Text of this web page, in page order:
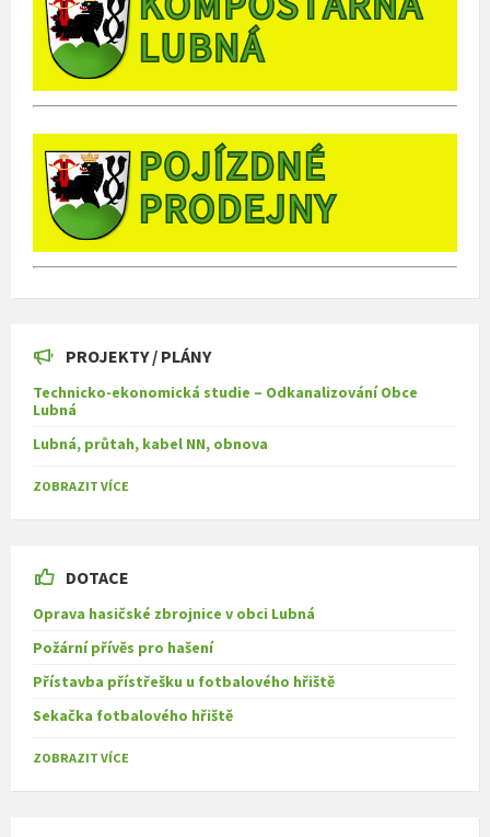
PROJEKTY / PLÁNY
Technicko-ekonomická studie – Odkanalizování Obce
Lubná
Lubná, průtah, kabel NN, obnova
ZOBRAZIT VÍCE
DOTACE
Oprava hasičské zbrojnice v obci Lubná
Požární přívěs pro hašení
Přístavba přístřešku u fotbalového hřiště
Sekačka fotbalového hřiště
ZOBRAZIT VÍCE